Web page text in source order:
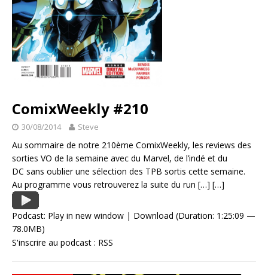
ComixWeekly #210
30/08/2014 Steve
Au sommaire de notre 210ème ComixWeekly, les reviews des
sorties VO de la semaine avec du Marvel, de l’indé et du
DC sans oublier une sélection des TPB sortis cette semaine.
Au programme vous retrouverez la suite du run […] […]
Podcast: Play in new window | Download (Duration: 1:25:09 —
78.0MB)
S'inscrire au podcast : RSS